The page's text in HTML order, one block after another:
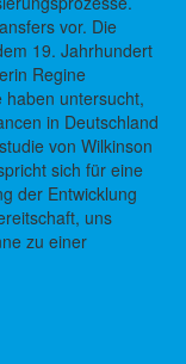
vor. Die
19. Jahrhundert
Regine
haben untersucht,
in Deutschland
von Wilkinson
sich für eine
der Entwicklung
uns
zu einer